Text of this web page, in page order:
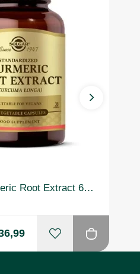
Solgar Turmeric Root Extract 60 Kapsül